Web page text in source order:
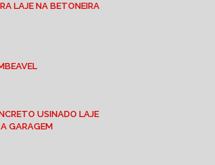
LAJE NA BETONEIRA
USINADO LAJE
GARAGEM